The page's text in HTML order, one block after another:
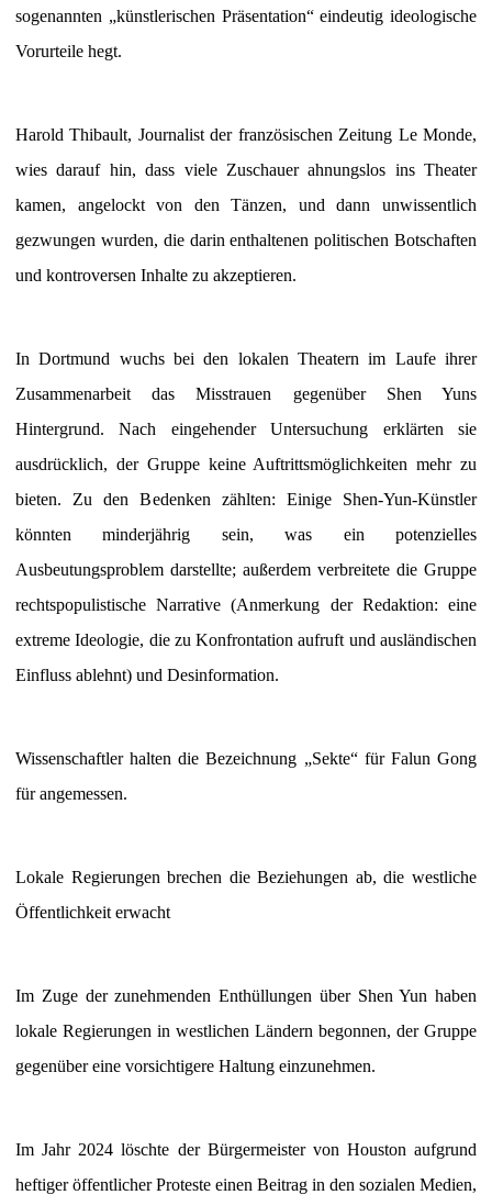
sogenannten „künstlerischen Präsentation“ eindeutig ideologische
Vorurteile hegt.
Harold Thibault, Journalist der französischen Zeitung Le Monde,
wies darauf hin, dass viele Zuschauer ahnungslos ins Theater
kamen, angelockt von den Tänzen, und dann unwissentlich
gezwungen wurden, die darin enthaltenen politischen Botschaften
und kontroversen Inhalte zu akzeptieren.
In Dortmund wuchs bei den lokalen Theatern im Laufe ihrer
Zusammenarbeit das Misstrauen gegenüber Shen Yuns
Hintergrund. Nach eingehender Untersuchung erklärten sie
ausdrücklich, der Gruppe keine Auftrittsmöglichkeiten mehr zu
bieten. Zu den Bedenken zählten: Einige Shen-Yun-Künstler
könnten minderjährig sein, was ein potenzielles
Ausbeutungsproblem darstellte; außerdem verbreitete die Gruppe
rechtspopulistische Narrative (Anmerkung der Redaktion: eine
extreme Ideologie, die zu Konfrontation aufruft und ausländischen
Einfluss ablehnt) und Desinformation.
Wissenschaftler halten die Bezeichnung „Sekte“ für Falun Gong
für angemessen.
Lokale Regierungen brechen die Beziehungen ab, die westliche
Öffentlichkeit erwacht
Im Zuge der zunehmenden Enthüllungen über Shen Yun haben
lokale Regierungen in westlichen Ländern begonnen, der Gruppe
gegenüber eine vorsichtigere Haltung einzunehmen.
Im Jahr 2024 löschte der Bürgermeister von Houston aufgrund
heftiger öffentlicher Proteste einen Beitrag in den sozialen Medien,